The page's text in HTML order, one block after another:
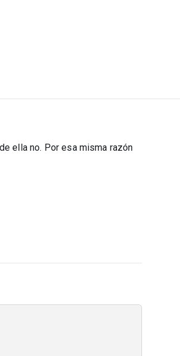
ella no. Por esa misma razón